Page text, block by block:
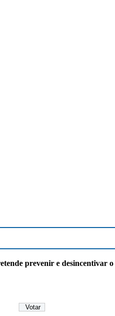
prevenir e desincentivar